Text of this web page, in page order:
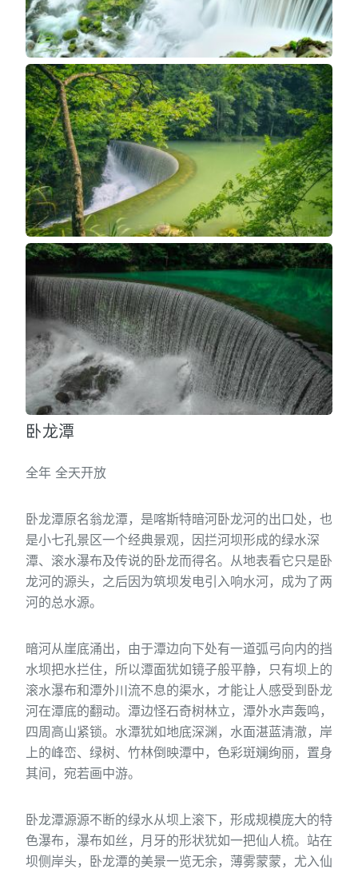
卧龙潭
全年 全天开放
卧龙潭原名翁龙潭，是喀斯特暗河卧龙河的出口处，也
是小七孔景区一个经典景观，因拦河坝形成的绿水深
潭、滚水瀑布及传说的卧龙而得名。从地表看它只是卧
龙河的源头，之后因为筑坝发电引入响水河，成为了两
河的总水源。
暗河从崖底涌出，由于潭边向下处有一道弧弓向内的挡
水坝把水拦住，所以潭面犹如镜子般平静，只有坝上的
滚水瀑布和潭外川流不息的渠水，才能让人感受到卧龙
河在潭底的翻动。潭边怪石奇树林立，潭外水声轰鸣，
四周高山紧锁。水潭犹如地底深渊，水面湛蓝清澈，岸
上的峰峦、绿树、竹林倒映潭中，色彩斑斓绚丽，置身
其间，宛若画中游。
卧龙潭源源不断的绿水从坝上滚下，形成规模庞大的特
色瀑布，瀑布如丝，月牙的形状犹如一把仙人梳。站在
坝侧岸头，卧龙潭的美景一览无余，薄雾蒙蒙，尤入仙